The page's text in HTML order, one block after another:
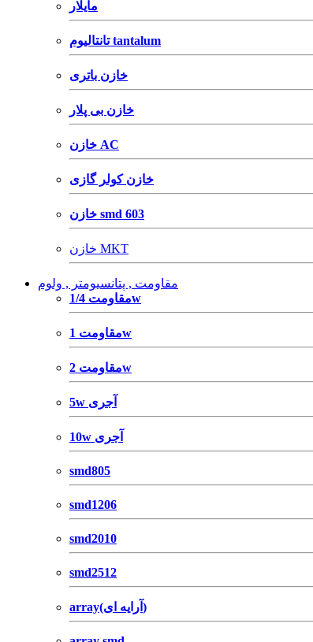
مایلار
تانتالیوم tantalum
خازن باتری
خازن بی پلار
خازن AC
خازن کولر گازی
خازن smd 603
خازن MKT
مقاومت , پتانسیومتر , ولوم
مقاومت 1/4w
مقاومت 1w
مقاومت 2w
5w آجری
10w آجری
smd805
smd1206
smd2010
smd2512
array(آرایه ای)